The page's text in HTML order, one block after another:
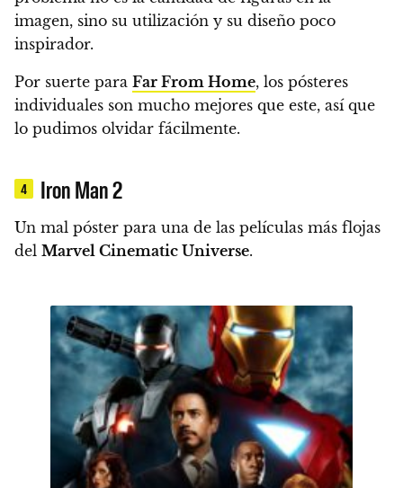
imagen, sino su utilización y su diseño poco
inspirador.
Por suerte para Far From Home, los pósteres
individuales son mucho mejores que este, así que
lo pudimos olvidar fácilmente.
4 Iron Man 2
Un mal póster para una de las películas más flojas
del Marvel Cinematic Universe.